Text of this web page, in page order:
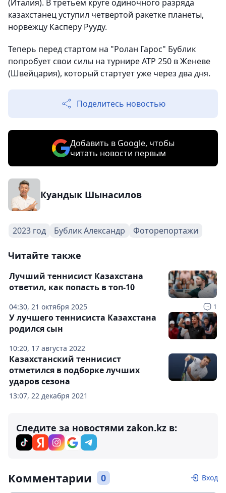
(Италия). В третьем круге одиночного разряда
казахстанец уступил четвертой ракетке планеты,
норвежцу Касперу Рууду.
Теперь перед стартом на "Ролан Гарос" Бублик
попробует свои силы на турнире ATP 250 в Женеве
(Швейцария), который стартует уже через два дня.
Поделитесь новостью
Добавить в Google, чтобы
читать новости первым
Куандык Шынасилов
2023 год Бублик Александр Фоторепортажи
Читайте также
04:30, 21 октября 2025 1
Лучший теннисист Казахстана
ответил, как попасть в топ-10
10:20, 17 августа 2022
У лучшего теннисиста Казахстана
родился сын
13:07, 22 декабря 2021
Казахстанский теннисист
отметился в подборке лучших
ударов сезона
Следите за новостями zakon.kz в:
Комментарии 0 Вход